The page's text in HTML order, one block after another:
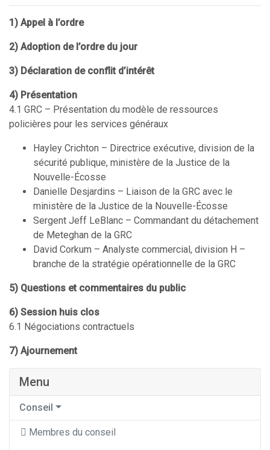
1) Appel à l’ordre
2) Adoption de l’ordre du jour
3) Déclaration de conflit d’intérêt
4) Présentation
4.1 GRC – Présentation du modèle de ressources
policières pour les services généraux
Hayley Crichton – Directrice exécutive, division de la
sécurité publique, ministère de la Justice de la
Nouvelle-Écosse
Danielle Desjardins – Liaison de la GRC avec le
ministère de la Justice de la Nouvelle-Écosse
Sergent Jeff LeBlanc – Commandant du détachement
de Meteghan de la GRC
David Corkum – Analyste commercial, division H –
branche de la stratégie opérationnelle de la GRC
5) Questions et commentaires du public
6) Session huis clos
6.1 Négociations contractuels
7) Ajournement
Menu
Conseil
Membres du conseil